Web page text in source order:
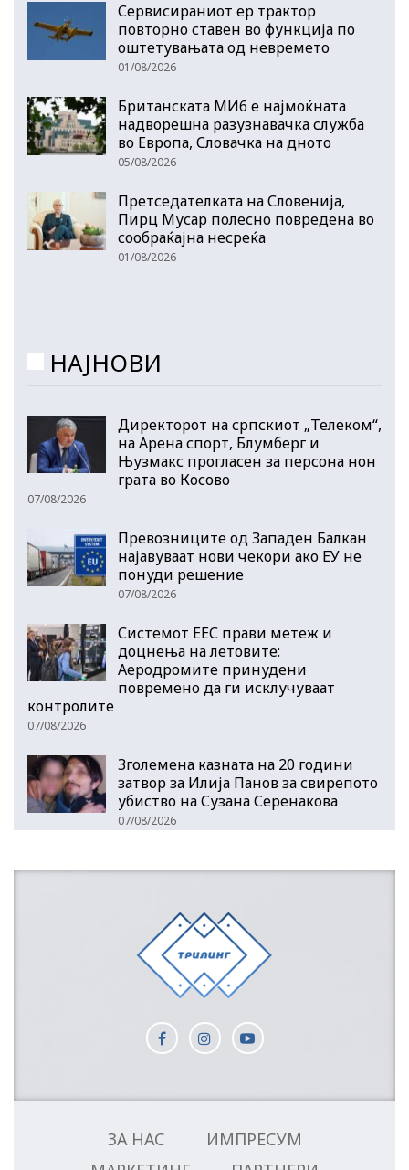
Сервисираниот ер трактор
повторно ставен во функција по
оштетувањата од невремето
01/08/2026
Британската МИ6 е најмоќната
надворешна разузнавачка служба
во Европа, Словачка на дното
05/08/2026
Претседателката на Словенија,
Пирц Мусар полесно повредена во
сообраќајна несреќа
01/08/2026
НАЈНОВИ
Директорот на српскиот „Телеком“,
на Арена спорт, Блумберг и
Њузмакс прогласен за персона нон
грата во Косово
07/08/2026
Превозниците од Западен Балкан
најавуваат нови чекори ако ЕУ не
понуди решение
07/08/2026
Системот ЕЕС прави метеж и
доцнења на летовите:
Аеродромите принудени
повремено да ги исклучуваат
контролите
07/08/2026
Зголемена казната на 20 години
затвор за Илија Панов за свирепото
убиство на Сузана Серенакова
07/08/2026
ЗА НАС
ИМПРЕСУМ